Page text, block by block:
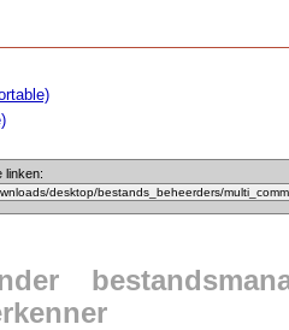
linken: